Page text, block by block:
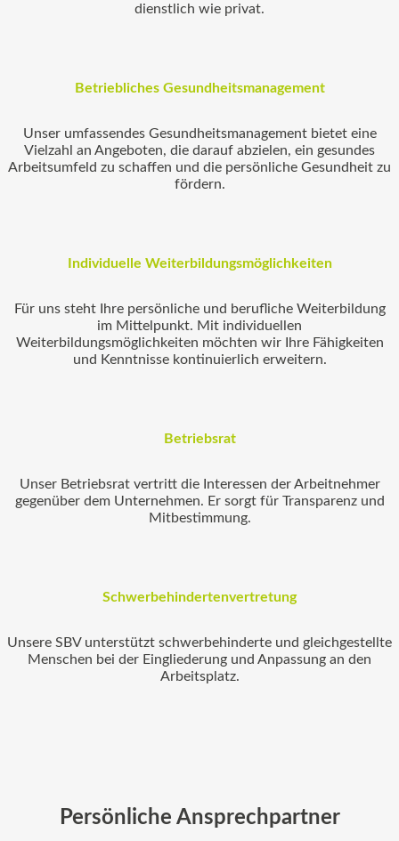
dienstlich wie privat.
Betriebliches Gesundheitsmanagement
Unser umfassendes Gesundheitsmanagement bietet eine
Vielzahl an Angeboten, die darauf abzielen, ein gesundes
Arbeitsumfeld zu schaffen und die persönliche Gesundheit zu
fördern.
Individuelle Weiterbildungsmöglichkeiten
Für uns steht Ihre persönliche und berufliche Weiterbildung
im Mittelpunkt. Mit individuellen
Weiterbildungsmöglichkeiten möchten wir Ihre Fähigkeiten
und Kenntnisse kontinuierlich erweitern.
Betriebsrat
Unser Betriebsrat vertritt die Interessen der Arbeitnehmer
gegenüber dem Unternehmen. Er sorgt für Transparenz und
Mitbestimmung.
Schwerbehindertenvertretung
Unsere SBV unterstützt schwerbehinderte und gleichgestellte
Menschen bei der Eingliederung und Anpassung an den
Arbeitsplatz.
Persönliche Ansprechpartner